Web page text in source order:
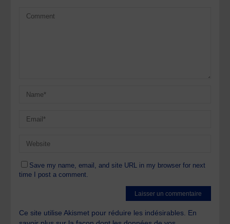
Save my name, email, and site URL in my browser for next
time I post a comment.
Ce site utilise Akismet pour réduire les indésirables. En